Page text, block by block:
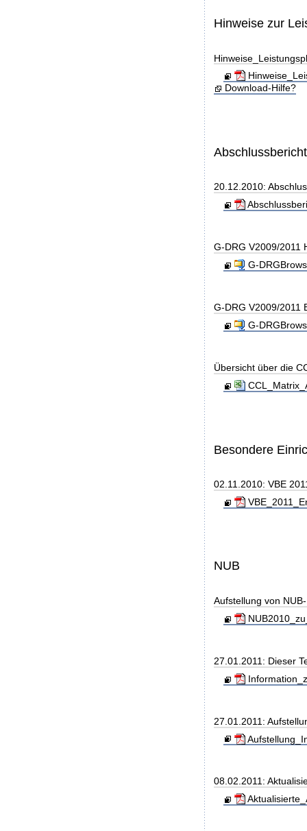
Hinweise zur
Download-Hilfe?
20.12.2010:
G-DRG V2009/2011
G-
G-DRG V2009/2011
G-
Übersicht über die
Besondere
02.11.2010: VBE
NUB
Aufstellung von
27.01.2011: Dieser
27.01.2011:
08.02.2011: